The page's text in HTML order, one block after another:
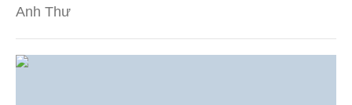
Anh Thư